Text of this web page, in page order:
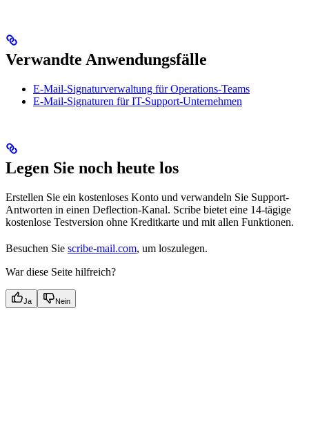
Verwandte Anwendungsfälle
E-Mail-Signaturverwaltung für Operations-Teams
E-Mail-Signaturen für IT-Support-Unternehmen
Legen Sie noch heute los
Erstellen Sie ein kostenloses Konto und verwandeln Sie Support-
Antworten in einen Deflection-Kanal. Scribe bietet eine 14-tägige
kostenlose Testversion ohne Kreditkarte und mit allen Funktionen.
Besuchen Sie scribe-mail.com, um loszulegen.
War diese Seite hilfreich?
Ja Nein